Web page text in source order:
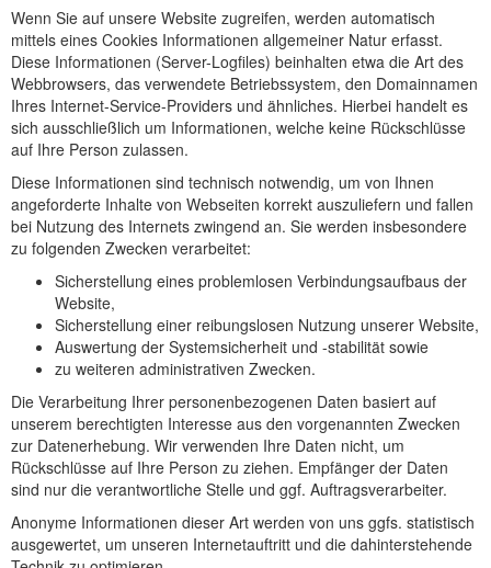
Wenn Sie auf unsere Website zugreifen, werden automatisch
mittels eines Cookies Informationen allgemeiner Natur erfasst.
Diese Informationen (Server-Logfiles) beinhalten etwa die Art des
Webbrowsers, das verwendete Betriebssystem, den Domainnamen
Ihres Internet-Service-Providers und ähnliches. Hierbei handelt es
sich ausschließlich um Informationen, welche keine Rückschlüsse
auf Ihre Person zulassen.
Diese Informationen sind technisch notwendig, um von Ihnen
angeforderte Inhalte von Webseiten korrekt auszuliefern und fallen
bei Nutzung des Internets zwingend an. Sie werden insbesondere
zu folgenden Zwecken verarbeitet:
Sicherstellung eines problemlosen Verbindungsaufbaus der
Website,
Sicherstellung einer reibungslosen Nutzung unserer Website,
Auswertung der Systemsicherheit und -stabilität sowie
zu weiteren administrativen Zwecken.
Die Verarbeitung Ihrer personenbezogenen Daten basiert auf
unserem berechtigten Interesse aus den vorgenannten Zwecken
zur Datenerhebung. Wir verwenden Ihre Daten nicht, um
Rückschlüsse auf Ihre Person zu ziehen. Empfänger der Daten
sind nur die verantwortliche Stelle und ggf. Auftragsverarbeiter.
Anonyme Informationen dieser Art werden von uns ggfs. statistisch
ausgewertet, um unseren Internetauftritt und die dahinterstehende